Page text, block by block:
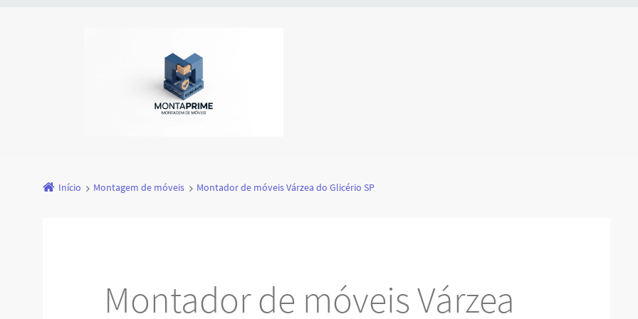
Início Montagem de móveis Montador de móveis Várzea do Glicério SP
Montador de móveis Várzea